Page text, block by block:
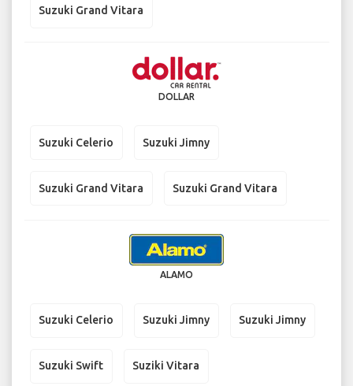
Suzuki Grand Vitara
DOLLAR
Suzuki Celerio Suzuki Jimny
Suzuki Grand Vitara Suzuki Grand Vitara
ALAMO
Suzuki Celerio Suzuki Jimny Suzuki Jimny
Suzuki Swift Suziki Vitara